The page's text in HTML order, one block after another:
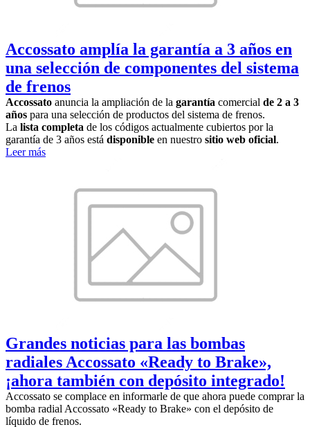
Accossato amplía la garantía a 3 años en
una selección de componentes del sistema
de frenos
Accossato anuncia la ampliación de la garantía comercial de 2 a 3
años para una selección de productos del sistema de frenos.
La lista completa de los códigos actualmente cubiertos por la
garantía de 3 años está disponible en nuestro sitio web oficial.
Leer más
Grandes noticias para las bombas
radiales Accossato «Ready to Brake»,
¡ahora también con depósito integrado!
Accossato se complace en informarle de que ahora puede comprar la
bomba radial Accossato «Ready to Brake» con el depósito de
líquido de frenos.